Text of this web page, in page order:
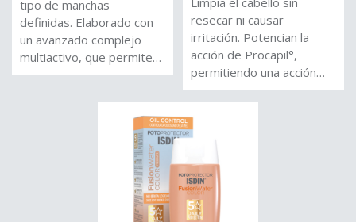
tipo de manchas
definidas. Elaborado con
un avanzado complejo
multiactivo, que permite
tener un efecto rápido y
expresión y transporte de
la melanina a través de
mecanismos sinérgicos
resecar ni causar
irritación. Potencian la
acción de Procapil°,
permitiendo una acción
equilibrante y
normalizadora del cuero
proceso de
envejecimiento del
folículo, promoviendo el
fortalecimiento del
cabello, y aumentan la